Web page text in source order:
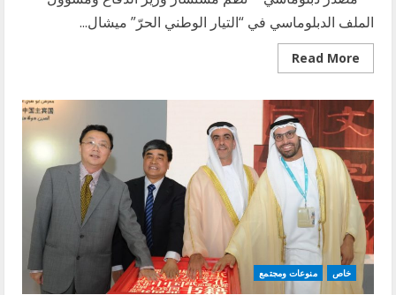
الملف الدبلوماسي في “التيار الوطني الحرّ” ميشال...
Read More
Read
more
سفير
مصر
يوسف
النجاري
يغلب
والده
وسفراء
في
كرة
الطاولة
خاص منوعات ومجتمع